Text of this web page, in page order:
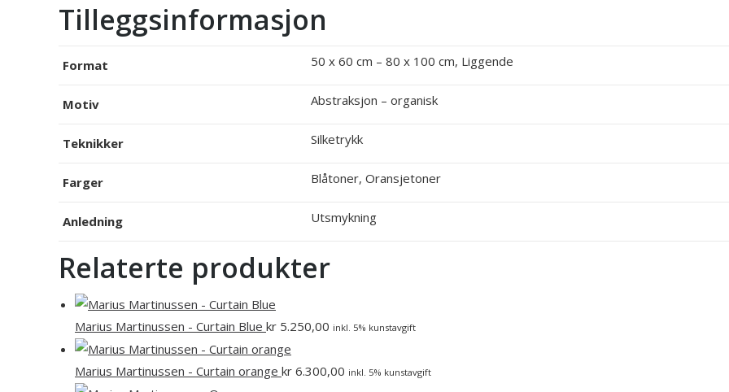
Tilleggsinformasjon
Format 50 x 60 cm – 80 x 100 cm, Liggende
Motiv Abstraksjon – organisk
Teknikker Silketrykk
Farger Blåtoner, Oransjetoner
Anledning Utsmykning
Relaterte produkter
Marius Martinussen - Curtain Blue kr 5.250,00 inkl. 5% kunstavgift
Marius Martinussen - Curtain orange kr 6.300,00 inkl. 5% kunstavgift